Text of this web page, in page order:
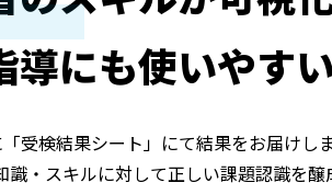
導にも使いやす
受検結果シート」にて結果をお届けし
・スキルに対して正しい課題認識を醸